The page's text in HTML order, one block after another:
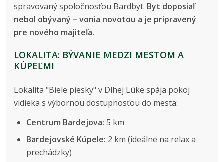
spravovaný spoločnosťou Bardbyt. Byt doposiaľ
nebol obývaný – vonia novotou a je pripravený
pre nového majiteľa.
LOKALITA: BÝVANIE MEDZI MESTOM A
KÚPEĽMI
Lokalita "Biele piesky" v Dlhej Lúke spája pokoj
vidieka s výbornou dostupnosťou do mesta:
Centrum Bardejova: 5 km
Bardejovské Kúpele: 2 km (ideálne na relax a
prechádzky)